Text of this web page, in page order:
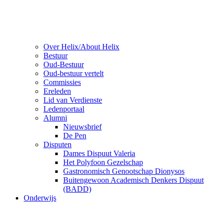
Over Helix/About Helix
Bestuur
Oud-Bestuur
Oud-bestuur vertelt
Commissies
Ereleden
Lid van Verdienste
Ledenportaal
Alumni
Nieuwsbrief
De Pen
Disputen
Dames Dispuut Valeria
Het Polyfoon Gezelschap
Gastronomisch Genootschap Dionysos
Buitengewoon Academisch Denkers Dispuut
(BADD)
Onderwijs